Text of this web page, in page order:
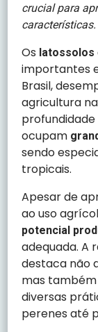
crucial para
características.
Os latossolos
importantes
Brasil,
agricultura
ocupam
sendo
tropicais.
Apesar de
ao uso
potencial
adequada. A
destaca não
mas
diversas
perenes até